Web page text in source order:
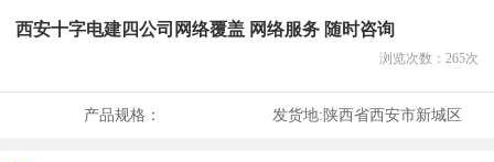
西安十字电建四公司网络覆盖 网络服务 随时咨询
浏览次数： 265次
产品规格： 发货地:陕西省西安市新城区